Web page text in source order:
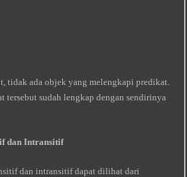
tidak ada objek yang melengkapi predikat.
tersebut sudah lengkap dengan sendirinya
dan Intransitif
dan intransitif dapat dilihat dari